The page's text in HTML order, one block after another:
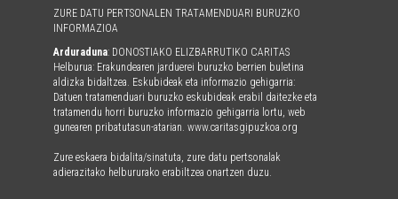
ZURE DATU PERTSONALEN TRATAMENDUARI BURUZKO
INFORMAZIOA
Arduraduna: DONOSTIAKO ELIZBARRUTIKO CARITAS
Helburua: Erakundearen jarduerei buruzko berrien buletina
aldizka bidaltzea. Eskubideak eta informazio gehigarria:
Datuen tratamenduari buruzko eskubideak erabil daitezke eta
tratamendu horri buruzko informazio gehigarria lortu, web
gunearen pribatutasun-atarian. www.caritasgipuzkoa.org
Zure eskaera bidalita/sinatuta, zure datu pertsonalak
adierazitako helbururako erabiltzea onartzen duzu.